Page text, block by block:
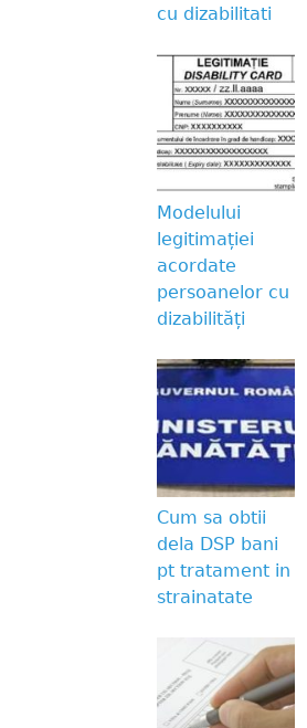
cu dizabilitati
Modelului
legitimației
acordate
persoanelor cu
dizabilități
Cum sa obtii
dela DSP bani
pt tratament in
strainatate